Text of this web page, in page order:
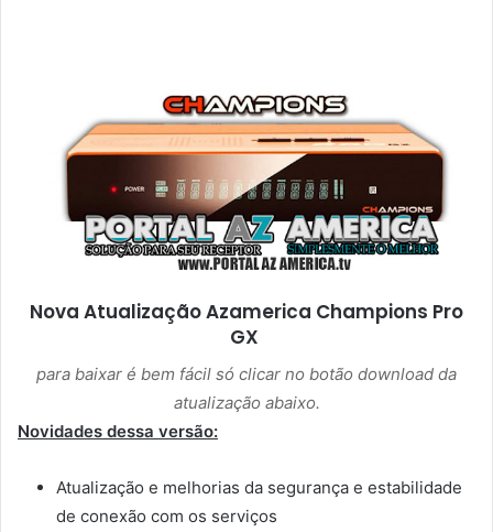
a
i
Nova AtualizaçãoAzamerica Champions Pro
GX
para baixar é bem fácil só clicar no botão download da
atualização abaixo.
Novidades dessa versão:
Atualização e melhorias da segurança e estabilidade
de conexão com os serviços